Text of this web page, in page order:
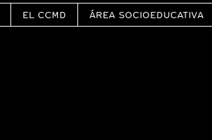
EL CCMD ÁREA SOCIOEDUCATIVA